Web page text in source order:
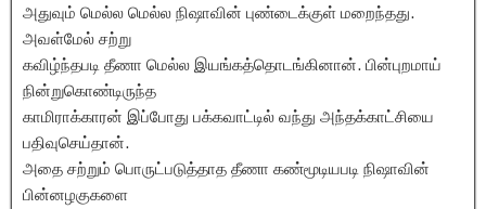
அதுவும் மெல்ல மெல்ல நிஷாவின் புண்டைக்குள் மறைந்தது.
அவள்மேல் சற்று
கவிழ்ந்தபடி தீணா மெல்ல இயங்கத்தொடங்கினான். பின்புறமாய்
நின்றுகொண்டிருந்த
காமிராக்காரன் இப்போது பக்கவாட்டில் வந்து அந்தக்காட்சியை
பதிவுசெய்தான்.
அதை சற்றும் பொருட்படுத்தாத தீணா கண்மூடியபடி நிஷாவின்
பின்னழகுகளை